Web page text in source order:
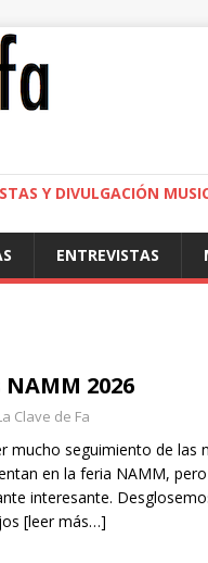
Y DIVULGACIÓN
ENTREVISTAS
2026
Clave de Fa
mucho seguimiento de las
en la feria NAMM,
interesante.
[leer más…]